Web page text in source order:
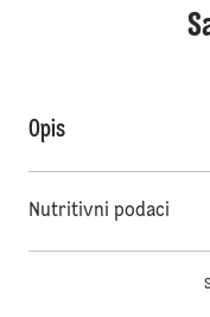
Opis
Nutritivni podaci